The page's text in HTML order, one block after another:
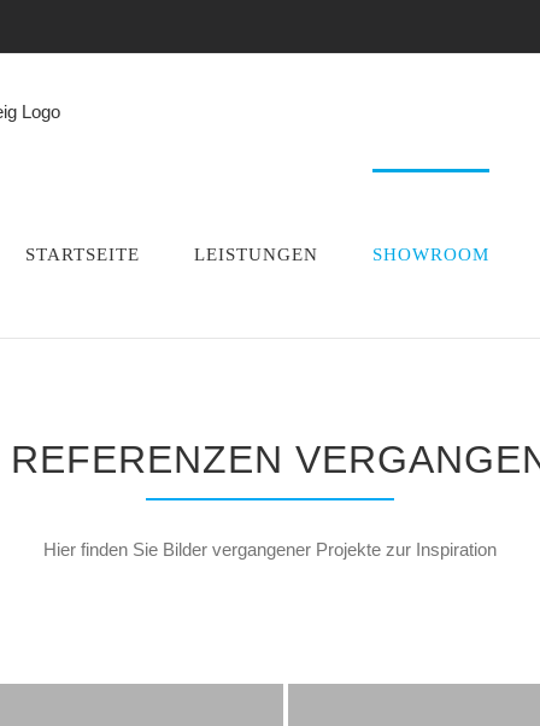
STARTSEITE LEISTUNGEN SHOWROOM
Hier finden Sie Bilder vergangener Projekte zur Inspiration